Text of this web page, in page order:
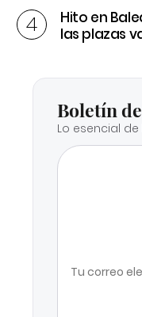
Hito en
las plazas
Boletín
Lo esencial